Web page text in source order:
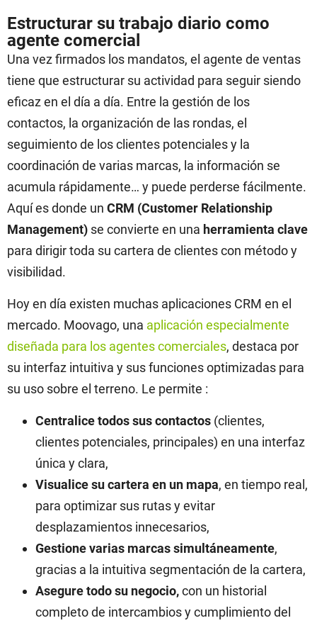
Estructurar su trabajo diario como
agente comercial
Una vez firmados los mandatos, el agente de ventas
tiene que estructurar su actividad para seguir siendo
eficaz en el día a día. Entre la gestión de los
contactos, la organización de las rondas, el
seguimiento de los clientes potenciales y la
coordinación de varias marcas, la información se
acumula rápidamente… y puede perderse fácilmente.
Aquí es donde un CRM (Customer Relationship
Management) se convierte en una herramienta clave
para dirigir toda su cartera de clientes con método y
visibilidad.
Hoy en día existen muchas aplicaciones CRM en el
mercado. Moovago, una aplicación especialmente
diseñada para los agentes comerciales, destaca por
su interfaz intuitiva y sus funciones optimizadas para
su uso sobre el terreno. Le permite :
Centralice todos sus contactos (clientes,
clientes potenciales, principales) en una interfaz
única y clara,
Visualice su cartera en un mapa, en tiempo real,
para optimizar sus rutas y evitar
desplazamientos innecesarios,
Gestione varias marcas simultáneamente,
gracias a la intuitiva segmentación de la cartera,
Asegure todo su negocio,con un historial
completo de intercambios y cumplimiento del